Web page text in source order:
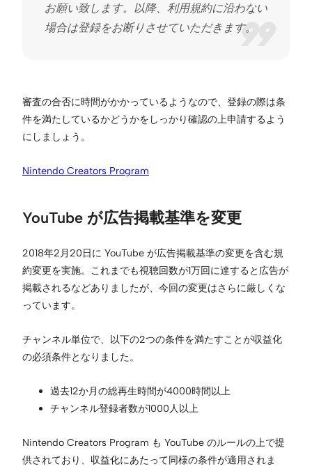
お願い致します。以降、利用規約に沿わない
場合は登録をお断りさせていただきます。
審査の合否に時間がかかっているようなので、登録の際は条
件を満たしているかどうかをしっかり確認の上申請するよう
にしましょう。
Nintendo Creators Program
YouTube が広告掲載基準を変更
2018年2月20日に YouTube が広告掲載基準の変更を含む規
約変更を実施。これまでも視聴回数が1万回に達すると広告が
掲載されるなどありましたが、今回の変更はさらに厳しくな
っています。
チャンネル単位で、以下の2つの条件を満たすことが収益化
の必須条件となりました。
過去12か月の総再生時間が4000時間以上
チャンネル登録者数が1000人以上
Nintendo Creators Program も YouTube のルールの上で提
供されており、収益化にあたって同様の条件が適用されま